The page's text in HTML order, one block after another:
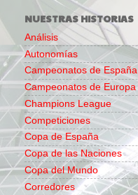
NUESTRAS HISTORIAS
Análisis
Autonomías
Campeonatos de España
Campeonatos de Europa
Champions League
Competiciones
Copa de España
Copa de las Naciones
Copa del Mundo
Corredores